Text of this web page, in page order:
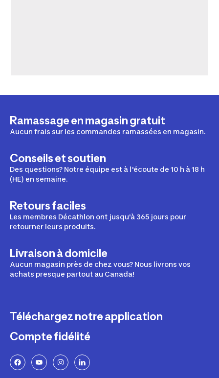
Ramassage en magasin gratuit
Aucun frais sur les commandes ramassées en magasin.
Conseils et soutien
Des questions? Notre équipe est à l'écoute de 10 h à 18 h
(HE) en semaine.
Retours faciles
Les membres Décathlon ont jusqu'à 365 jours pour
retourner leurs produits.
Livraison à domicile
Aucun magasin près de chez vous? Nous livrons vos
achats presque partout au Canada!
Téléchargez notre application
Compte fidélité